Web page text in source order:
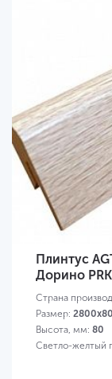
Плинтус
Дорино
Страна
Размер:
Высота, мм: 80
Светло-желтый